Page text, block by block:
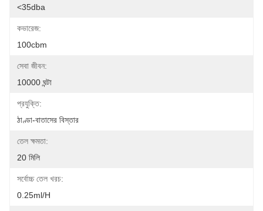
<35dba
কভারেজ:
100cbm
সেবা জীবন:
10000 ঘন্টা
প্রযুক্তি:
ঠাণ্ডা-বাতাসের বিস্তার
তেল ক্ষমতা:
20 মিলি
সর্বোচ্চ তেল খরচ:
0.25ml/h